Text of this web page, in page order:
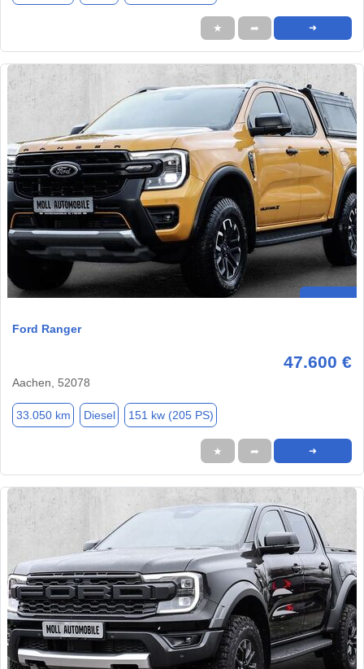
★ ➦ ➜
Ford Ranger
47.600 €
Aachen, 52078
33.050 km Diesel 151 kw (205 PS)
★ ➦ ➜